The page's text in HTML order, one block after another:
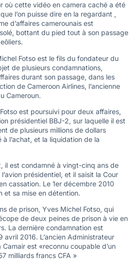
où cette vidéo en camera caché a été
l’on puisse dire en la regardant ,
d’affaires camerounais est
bottant du pied tout à son passage
Fotso est le fils du fondateur du
de plusieurs condamnations,
durant son passage, dans les
de Cameroon Airlines, l’ancienne
Cameroun.
est poursuivi pour deux affaires,
présidentiel BBJ-2, sur laquelle il est
de plusieurs millions de dollars
l’achat, et la liquidation de la
il est condamné à vingt-cinq ans de
présidentiel, et il saisit la Cour
cassation. Le 1er décembre 2010
et sa mise en détention.
de prison, Yves Michel Fotso, qui
de deux peines de prison à vie en
La dernière condamnation est
avril 2016. L’ancien Administrateur
est «reconnu coupable d’un
milliards francs CFA »